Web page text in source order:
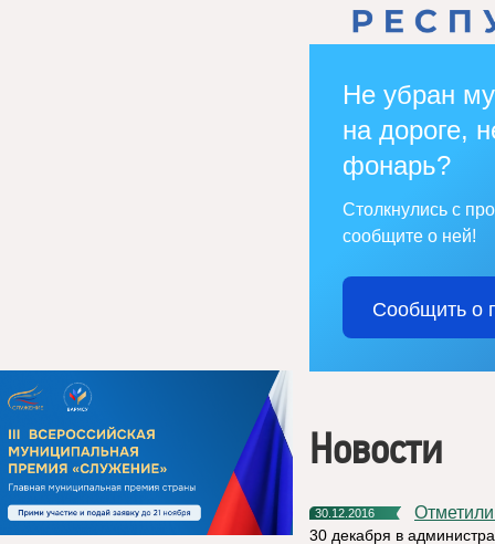
Не убран
на дороге,
фонарь?
Столкнулись с
сообщите о ней!
Сообщить о
Новости
30.12.2016
30 декабря в